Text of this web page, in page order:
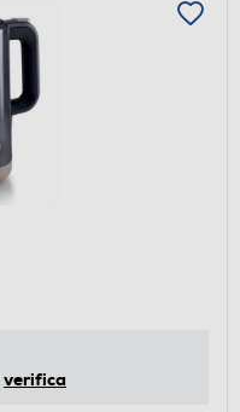
verifica